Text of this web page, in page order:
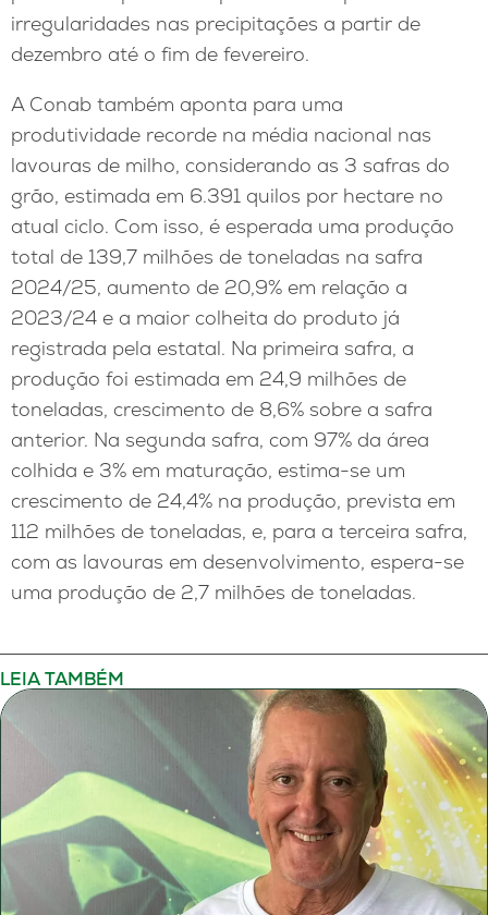
irregularidades nas precipitações a partir de
dezembro até o fim de fevereiro.
A Conab também aponta para uma
produtividade recorde na média nacional nas
lavouras de milho, considerando as 3 safras do
grão, estimada em 6.391 quilos por hectare no
atual ciclo. Com isso, é esperada uma produção
total de 139,7 milhões de toneladas na safra
2024/25, aumento de 20,9% em relação a
2023/24 e a maior colheita do produto já
registrada pela estatal. Na primeira safra, a
produção foi estimada em 24,9 milhões de
toneladas, crescimento de 8,6% sobre a safra
anterior. Na segunda safra, com 97% da área
colhida e 3% em maturação, estima-se um
crescimento de 24,4% na produção, prevista em
112 milhões de toneladas, e, para a terceira safra,
com as lavouras em desenvolvimento, espera-se
uma produção de 2,7 milhões de toneladas.
LEIA TAMBÉM